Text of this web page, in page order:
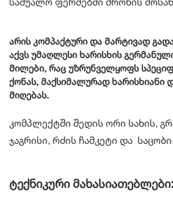
არის კომპაქტური და მარტივად
აქვს უმაღლესი ხარისხის
მილები, რაც უზრუნველყოფს
ქონას, მაქსიმალურად ხარისხიანი
მიღებას.
კომპლექტში შედის ორი სახის,
ჯაგრისი, რძის ჩამკეტი და საცობი.
ტექნიკური მახასიათებლები: